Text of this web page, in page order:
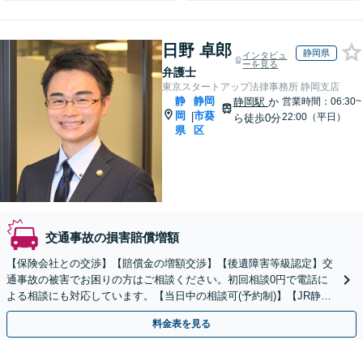
日野 卓郎
弁護士
インタビュ
ーを見る
静岡県
東京スタートアップ法律事務所 静岡支店
静
岡
県
|
静岡
市葵
区
静岡駅 か
ら徒歩0分
営業時間：06:30~
22:00（平日）
交通事故の損害賠償増額
【保険会社との交渉】【賠償金の増額交渉】【後遺障害等級認定】交
通事故の被害でお困りの方はご相談ください。初回相談0円で電話に
よる相談にも対応しています。【当日中の相談可(予約制)】【JR静岡
駅北口より直結】
料金表を見る